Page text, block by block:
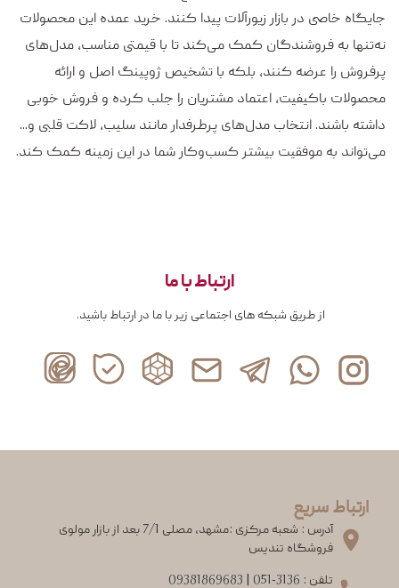
جایگاه خاصی در بازار زیورآلات پیدا کنند. خرید عمده این محصولات
نه‌تنها به فروشندگان کمک می‌کند تا با قیمتی مناسب، مدل‌های
پرفروش را عرضه کنند، بلکه با تشخیص ژوپینگ اصل و ارائه
محصولات باکیفیت، اعتماد مشتریان را جلب کرده و فروش خوبی
داشته باشند. انتخاب مدل‌های پرطرفدار مانند سلیب، لاکت قلبی و...
می‌تواند به موفقیت بیشتر کسب‌وکار شما در این زمینه کمک کند.
ارتباط با ما
از طریق شبکه های اجتماعی زیر با ما در ارتباط باشید.
ارتباط سریع
آدرس : شعبه مرکزی :مشهد، مصلی 7/1 بعد از بازار مولوی
فروشگاه تندیس
تلفن : 051-3136
09381869683